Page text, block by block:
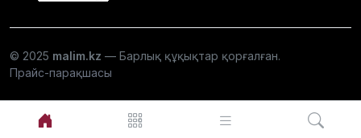
© 2025 malim.kz — Барлық құқықтар қорғалған.
Прайс-парақшасы